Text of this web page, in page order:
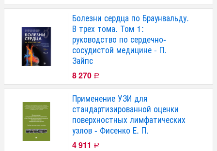
Болезни сердца по Браунвальду.
В трех тома. Том 1:
руководство по сердечно-
сосудистой медицине - П.
Зайпс
8 270 Р
Применение УЗИ для
стандартизированной оценки
поверхностных лимфатических
узлов - Фисенко Е. П.
4 911 Р